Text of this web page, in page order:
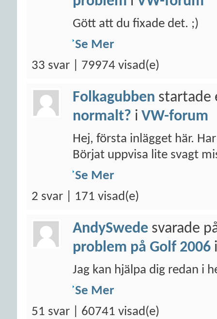
Gött att du fixade det. ;)
Se Mer
33 svar | 79974 visad(e)
Folkagubben startade
normalt? i VW-forum
Hej, första inlägget här.
Börjat uppvisa lite svagt
Se Mer
2 svar | 171 visad(e)
AndySwede svarade
problem på Golf 2006
Jag kan hjälpa dig redan i
Se Mer
51 svar | 60741 visad(e)